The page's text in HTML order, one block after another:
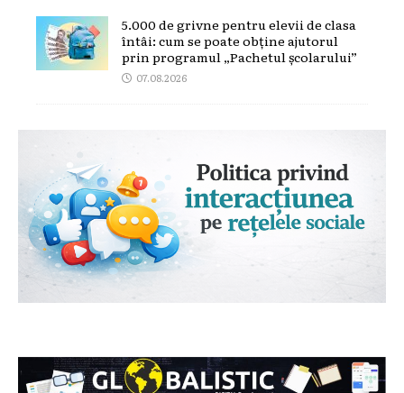
5.000 de grivne pentru elevii de clasa
întâi: cum se poate obține ajutorul
prin programul „Pachetul școlarului”
07.08.2026